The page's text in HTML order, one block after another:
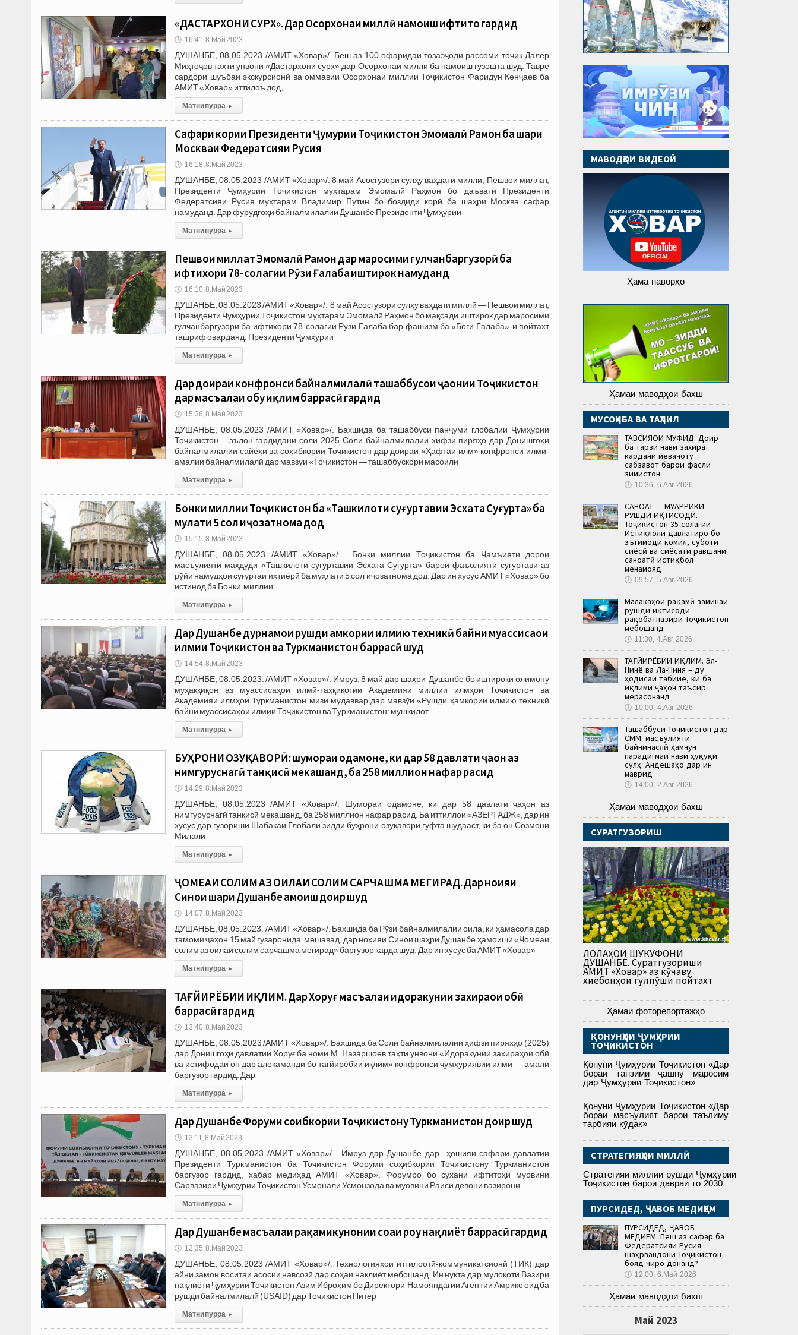
«ДАСТАРХОНИ СУРХ». Дар Осорхонаи миллӣ намоиш ифтитоҳ гардид
🕔 16:41, 8.Май 2023
ДУШАНБЕ, 08.05.2023 /АМИТ «Ховар»/. Беш аз 100 офаридаи тозаэҷоди рассоми тоҷик Далер
Миҳтоҷов таҳти унвони «Дастархони сурх» дар Осорхонаи миллӣ ба намоиш гузошта шуд. Тавре
сардори шуъбаи экскурсионӣ ва оммавии Осорхонаи миллии Тоҷикистон Фаридун Кенҷаев ба
АМИТ «Ховар» иттилоъ дод,
Матни пурра ▸
Сафари кории Президенти Ҷумҳурии Тоҷикистон Эмомалӣ Раҳмон ба шаҳри
Москваи Федератсияи Русия
🕔 16:18, 8.Май 2023
ДУШАНБЕ, 08.05.2023 /АМИТ «Ховар»/. 8 май Асосгузори сулҳу ваҳдати миллӣ, Пешвои миллат,
Президенти Ҷумҳурии Тоҷикистон муҳтарам Эмомалӣ Раҳмон бо даъвати Президенти
Федератсияи Русия муҳтарам Владимир Путин бо боздиди корӣ ба шаҳри Москва сафар
намуданд. Дар фурудгоҳи байналмилалии Душанбе Президенти Ҷумҳурии
Матни пурра ▸
Пешвои миллат Эмомалӣ Раҳмон дар маросими гулчанбаргузорӣ ба
ифтихори 78-солагии Рӯзи Ғалаба иштирок намуданд
🕔 16:10, 8.Май 2023
ДУШАНБЕ, 08.05.2023 /АМИТ «Ховар»/. 8 май Асосгузори сулҳу ваҳдати миллӣ — Пешвои миллат,
Президенти Ҷумҳурии Тоҷикистон муҳтарам Эмомалӣ Раҳмон бо мақсади иштирок дар маросими
гулчанбаргузорӣ ба ифтихори 78-солагии Рӯзи Ғалаба бар фашизм ба «Боғи Ғалаба»-и пойтахт
ташриф оварданд. Президенти Ҷумҳурии
Матни пурра ▸
Дар доираи конфронси байналмилалӣ ташаббусҳои ҷаҳонии Тоҷикистон
дар масъалаи обу иқлим баррасӣ гардид
🕔 15:36, 8.Май 2023
ДУШАНБЕ, 08.05.2023 /АМИТ «Ховар»/. Бахшида ба ташаббуси панҷуми глобалии Ҷумҳурии
Тоҷикистон – эълон гардидани соли 2025 Соли байналмилалии хифзи пиряҳо дар Донишгоҳи
байналмилалии сайёҳӣ ва соҳибкории Тоҷикистон дар доираи «Ҳафтаи илм» конфронси илмӣ-
амалии байналмилалӣ дар мавзуи «Тоҷикистон — ташаббускори масоили
Матни пурра ▸
Бонки миллии Тоҷикистон ба «Ташкилоти суғуртавии Эсхата Суғурта» ба
муҳлати 5 сол иҷозатнома дод
🕔 15:15, 8.Май 2023
ДУШАНБЕ, 08.05.2023 /АМИТ «Ховар»/. Бонки миллии Тоҷикистон ба Ҷамъияти дорои
масъулияти маҳдуди «Ташкилоти суғуртавии Эсхата Суғурта» барои фаъолияти суғуртавӣ аз
рӯйи намудҳои суғуртаи ихтиёрӣ ба муҳлати 5 сол иҷозатнома дод. Дар ин хусус АМИТ «Ховар» бо
истинод ба Бонки миллии
Матни пурра ▸
Дар Душанбе дурнамои рушди ҳамкории илмию техникӣ байни муассисаҳои
илмии Тоҷикистон ва Туркманистон баррасӣ шуд
🕔 14:54, 8.Май 2023
ДУШАНБЕ, 08.05.2023. /АМИТ «Ховар»/. Имрӯз, 8 май дар шаҳри Душанбе бо иштироки олимону
муҳаққиқон аз муассисаҳои илмӣ-таҳқиқотии Академияи миллии илмҳои Тоҷикистон ва
Академияи илмҳои Туркманистон мизи мудаввар дар мавзӯи «Рушди ҳамкории илмию техникӣ
байни муассисаҳои илмии Тоҷикистон ва Туркманистон: мушкилот
Матни пурра ▸
БУҲРОНИ ОЗУҚАВОРӢ: шумораи одамоне, ки дар 58 давлати ҷаҳон аз
нимгуруснагӣ танқисӣ мекашанд, ба 258 миллион нафар расид
🕔 14:29, 8.Май 2023
ДУШАНБЕ, 08.05.2023 /АМИТ «Ховар»/. Шумораи одамоне, ки дар 58 давлати ҷаҳон аз
нимгуруснагӣ танқисӣ мекашанд, ба 258 миллион нафар расид. Ба иттиллои «АЗЕРТАДЖ», дар ин
хусус дар гузориши Шабакаи Глобалӣ зидди буҳрони озуқаворӣ гуфта шудааст, ки ба он Созмони
Милали
Матни пурра ▸
ҶОМЕАИ СОЛИМ АЗ ОИЛАИ СОЛИМ САРЧАШМА МЕГИРАД. Дар ноҳияи
Синои шаҳри Душанбе ҳамоиш доир шуд
🕔 14:07, 8.Май 2023
ДУШАНБЕ, 08.05.2023. /АМИТ «Ховар»/. Бахшида ба Рӯзи байналмилалии оила, ки ҳамасола дар
тамоми ҷаҳон 15 май гузаронида мешавад, дар ноҳияи Синои шаҳри Душанбе ҳамоиши «Ҷомеаи
солим аз оилаи солим сарчашма мегирад» баргузор карда шуд. Дар ин хусус ба АМИТ «Ховар»
Матни пурра ▸
ТАҒЙИРЁБИИ ИҚЛИМ. Дар Хоруғ масъалаи идоракунии захираҳои обӣ
баррасӣ гардид
🕔 13:40, 8.Май 2023
ДУШАНБЕ, 08.05.2023 /АМИТ «Ховар»/. Бахшида ба Соли байналмилалии ҳифзи пиряхҳо (2025)
дар Донишгоҳи давлатии Хоруғ ба номи М. Назаршоев таҳти унвони «Идоракунии захираҳои обӣ
ва истифодаи он дар алоқамандӣ бо тағйирёбии иқлим» конфронси ҷумҳуриявии илмӣ — амалӣ
баргузор гардид. Дар
Матни пурра ▸
Дар Душанбе Форуми соҳибкории Тоҷикистону Туркманистон доир шуд
🕔 13:11, 8.Май 2023
ДУШАНБЕ, 08.05.2023 /АМИТ «Ховар»/. Имрӯз дар Душанбе дар ҳошияи сафари давлатии
Президенти Туркманистон ба Тоҷикистон Форуми соҳибкории Тоҷикистону Туркманистон
баргузор гардид, хабар медиҳад АМИТ «Ховар». Форумро бо сухани ифтитоҳи муовини
Сарвазири Ҷумҳурии Тоҷикистон Усмоналӣ Усмонзода ва муовини Раиси девони вазирони
Матни пурра ▸
Дар Душанбе масъалаи рақамикунонии соҳаи роҳу нақлиёт баррасӣ гардид
🕔 12:35, 8.Май 2023
ДУШАНБЕ, 08.05.2023 /АМИТ «Ховар»/. Технологияҳои иттилоотӣ-коммуникатсионӣ (ТИК) дар
айни замон воситаи асосии навсозӣ дар соҳаи нақлиёт мебошанд. Ин нукта дар мулоқоти Вазири
нақлиёти Ҷумҳурии Тоҷикистон Азим Иброҳим бо Директори Намояндагии Агентии Амрико оид ба
рушди байналмилалӣ (USAID) дар Тоҷикистон Питер
Матни пурра ▸
МАВОДҲОИ ВИДЕОӢ
Ҳама наворҳо
Ҳамаи маводҳои бахш
МУСОҲИБА ВА ТАҲЛИЛ
ТАВСИЯҲОИ МУФИД. Доир
ба тарзи нави захира
кардани меваҷоту
сабзавот барои фасли
зимистон
🕔 10:36, 6.Авг 2026
САНОАТ — МУҲАРРИКИ
РУШДИ ИҚТИСОДӢ.
Тоҷикистон 35-солагии
Истиқлоли давлатиро бо
эътимоди комил, суботи
сиёсӣ ва сиёсати равшани
саноатӣ истиқбол
менамояд
🕔 09:57, 5.Авг 2026
Малакаҳои рақамӣ заминаи
рушди иқтисоди
рақобатпазири Тоҷикистон
мебошанд
🕔 11:30, 4.Авг 2026
ТАҒЙИРЁБИИ ИҚЛИМ. Эл-
Нинё ва Ла-Ниня – ду
ҳодисаи табиие, ки ба
иқлими ҷаҳон таъсир
мерасонанд
🕔 10:00, 4.Авг 2026
Ташаббуси Тоҷикистон дар
СММ: масъулияти
байнинаслӣ ҳамчун
парадигмаи нави ҳуқуқи
сулҳ. Андешаҳо дар ин
маврид
🕔 14:00, 2.Авг 2026
Ҳамаи маводҳои бахш
СУРАТГУЗОРИШ
ЛОЛАҲОИ ШУКУФОНИ
ДУШАНБЕ. Суратгузориши
АМИТ «Ховар» аз кӯчаву
хиёбонҳои гулпӯши пойтахт
Ҳамаи фоторепортажҳо
ҚОНУНҲОИ ҶУМҲУРИИ
ТОҶИКИСТОН
Қонуни Ҷумҳурии Тоҷикистон «Дар
бораи танзими ҷашну маросим
дар Ҷумҳурии Тоҷикистон»
Қонуни Ҷумҳурии Тоҷикистон «Дар
бораи масъулият барои таълиму
тарбияи кӯдак»
СТРАТЕГИЯҲОИ МИЛЛӢ
Стратегияи миллии рушди Ҷумҳурии
Тоҷикистон барои давраи то 2030
ПУРСИДЕД, ҶАВОБ МЕДИҲЕМ
ПУРСИДЕД, ҶАВОБ
МЕДИҲЕМ. Пеш аз сафар ба
Федератсияи Русия
шаҳрвандони Тоҷикистон
бояд чиро донанд?
🕔 12:00, 6.Май 2026
Ҳамаи маводҳои бахш
Май 2023